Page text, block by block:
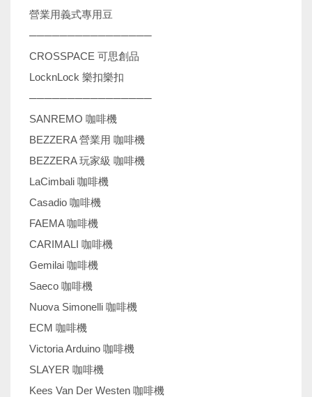
營業用義式專用豆
────────────────
CROSSPACE 可思創品
LocknLock 樂扣樂扣
────────────────
SANREMO 咖啡機
BEZZERA 營業用 咖啡機
BEZZERA 玩家級 咖啡機
LaCimbali 咖啡機
Casadio 咖啡機
FAEMA 咖啡機
CARIMALI 咖啡機
Gemilai 咖啡機
Saeco 咖啡機
Nuova Simonelli 咖啡機
ECM 咖啡機
Victoria Arduino 咖啡機
SLAYER 咖啡機
Kees Van Der Westen 咖啡機